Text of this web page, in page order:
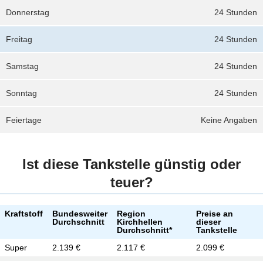
24 Stunden
Donnerstag
24 Stunden
Freitag
24 Stunden
Samstag
24 Stunden
Sonntag
Keine Angaben
Feiertage
Ist diese Tankstelle günstig oder
teuer?
Kraftstoff
Bundesweiter
Durchschnitt
Region
Kirchhellen
Durchschnitt*
Preise an
dieser
Tankstelle
Super
2.139 € 2.117 €
2.099 €